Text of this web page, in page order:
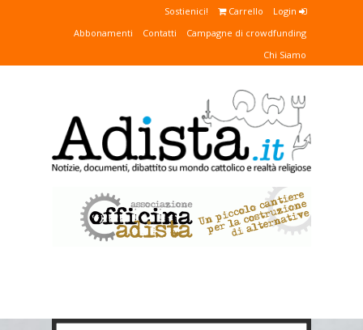
Login
Carrello
Sostienici!
Campagne di crowdfunding
Contatti
Abbonamenti
Chi Siamo